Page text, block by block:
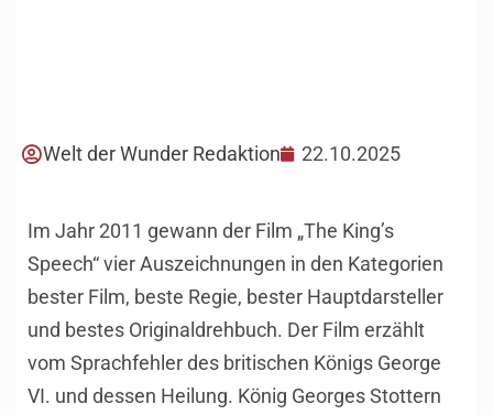
Welt der Wunder Redaktion 22.10.2025
Im Jahr 2011 gewann der Film „The King’s
Speech“ vier Auszeichnungen in den Kategorien
bester Film, beste Regie, bester Hauptdarsteller
und bestes Originaldrehbuch. Der Film erzählt
vom Sprachfehler des britischen Königs George
VI. und dessen Heilung. König Georges Stottern